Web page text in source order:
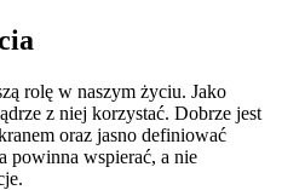
rolę w naszym życiu. Jako
z niej korzystać. Dobrze jest
oraz jasno definiować
powinna wspierać, a nie